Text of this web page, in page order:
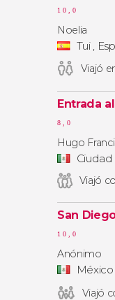
10,0
Noelia
Tui ,
Viajó
Entrada
8,0
Hugo
Viajó
San
10,0
Anónimo
México
Viajó